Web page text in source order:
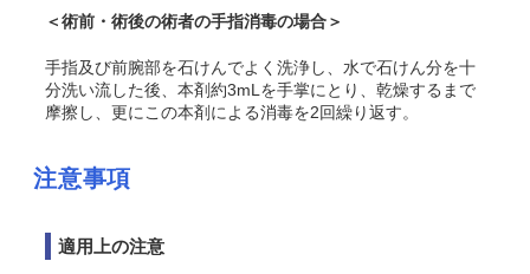
＜術前・術後の術者の手指消毒の場合＞
手指及び前腕部を石けんでよく洗浄し、水で石けん分を十
分洗い流した後、本剤約3mLを手掌にとり、乾燥するまで
摩擦し、更にこの本剤による消毒を2回繰り返す。
注意事項
適用上の注意